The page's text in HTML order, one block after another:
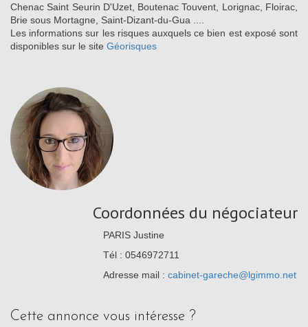
Chenac Saint Seurin D'Uzet, Boutenac Touvent, Lorignac, Floirac,
Brie sous Mortagne, Saint-Dizant-du-Gua ....
Les informations sur les risques auxquels ce bien est exposé sont
disponibles sur le site Géorisques
Coordonnées du négociateur
PARIS Justine
Tél : 0546972711
Adresse mail : cabinet-gareche@lgimmo.net
cette annonce vous intéresse ?